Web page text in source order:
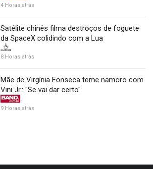
4 Horas atrás
Satélite chinês filma destroços de foguete
da SpaceX colidindo com a Lua
8 Horas atrás
Mãe de Virgínia Fonseca teme namoro com
Vini Jr.: "Se vai dar certo"
9 Horas atrás